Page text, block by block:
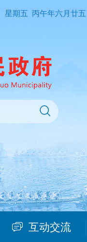
星期五 丙午年六月廿五
互动交流